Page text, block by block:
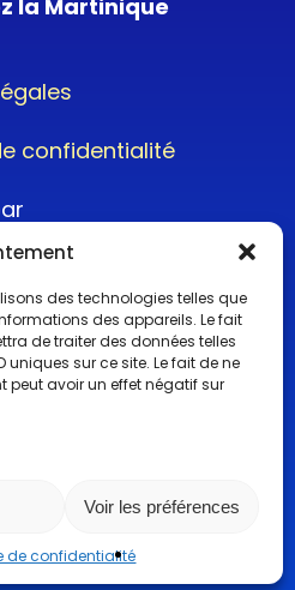
des technologies telles que
des appareils. Le fait
de traiter des données telles
sur ce site. Le fait de ne
peut avoir un effet négatif sur
Voir les préférences
de confidentialité
la Martinique
confidentialité